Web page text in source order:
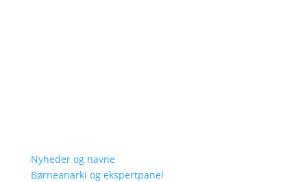
Nyheder og navne
Børneanarki og ekspertpanel